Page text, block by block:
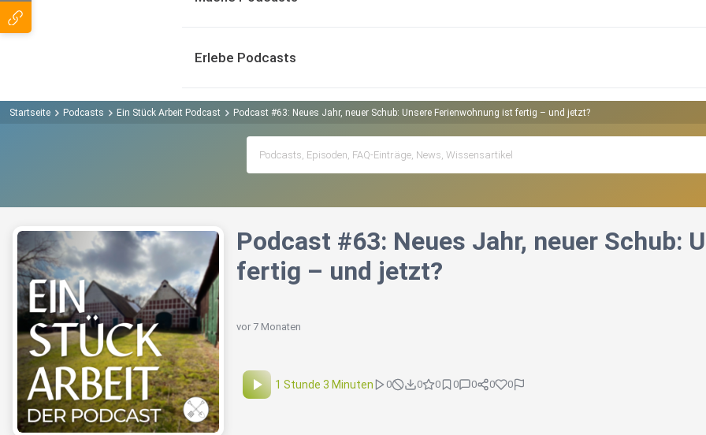
Erlebe Podcasts
Startseite Podcasts Ein Stück Arbeit Podcast Podcast #63: Neues Jahr, neuer Schub: Unsere Ferienwohnung ist fertig – und jetzt?
Podcast #63: Neues Jahr, neuer Schub:
fertig – und jetzt?
vor 7 Monaten
1 Stunde 3 Minuten 0 0 0 0 0 0 0